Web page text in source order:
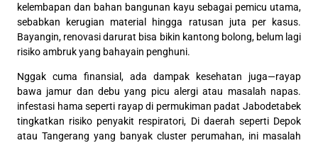
kelembapan dan bahan bangunan kayu sebagai pemicu utama,
sebabkan kerugian material hingga ratusan juta per kasus.
Bayangin, renovasi darurat bisa bikin kantong bolong, belum lagi
risiko ambruk yang bahayain penghuni.
Nggak cuma finansial, ada dampak kesehatan juga—rayap
bawa jamur dan debu yang picu alergi atau masalah napas.
infestasi hama seperti rayap di permukiman padat Jabodetabek
tingkatkan risiko penyakit respiratori, Di daerah seperti Depok
atau Tangerang yang banyak cluster perumahan, ini masalah